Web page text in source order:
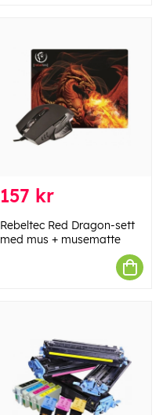
157 kr
Rebeltec Red Dragon-sett
med mus + musematte